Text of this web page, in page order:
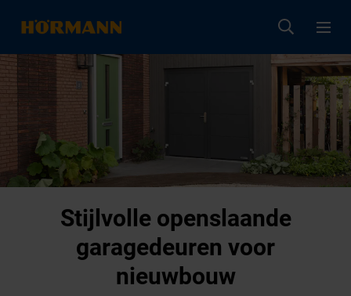
Stijlvolle openslaande
garagedeuren voor
nieuwbouw